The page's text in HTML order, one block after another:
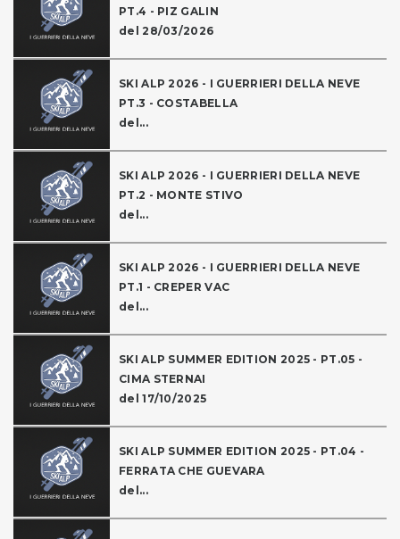
PT.4 - PIZ GALIN
del 28/03/2026
SKI ALP 2026 - I GUERRIERI DELLA NEVE
PT.3 - COSTABELLA
del...
SKI ALP 2026 - I GUERRIERI DELLA NEVE
PT.2 - MONTE STIVO
del...
SKI ALP 2026 - I GUERRIERI DELLA NEVE
PT.1 - CREPER VAC
del...
SKI ALP SUMMER EDITION 2025 - PT.05 -
CIMA STERNAI
del 17/10/2025
SKI ALP SUMMER EDITION 2025 - PT.04 -
FERRATA CHE GUEVARA
del...